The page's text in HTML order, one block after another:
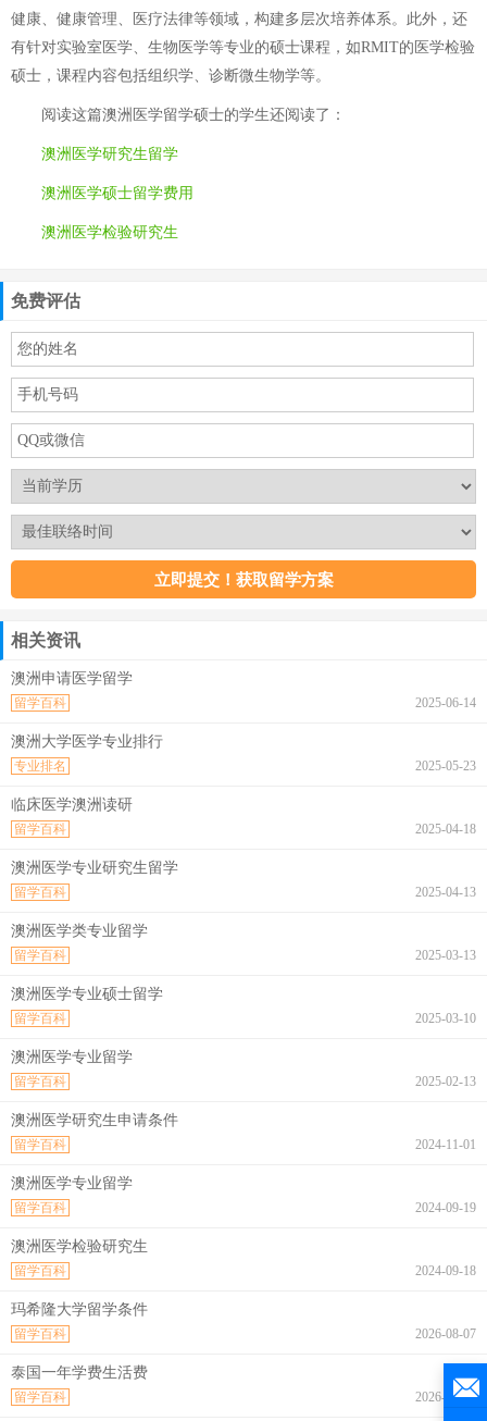
健康、健康管理、医疗法律等领域，构建多层次培养体系。此外，还
有针对实验室医学、生物医学等专业的硕士课程，如RMIT的医学检验
硕士，课程内容包括组织学、诊断微生物学等。
阅读这篇澳洲医学留学硕士的学生还阅读了：
澳洲医学研究生留学
澳洲医学硕士留学费用
澳洲医学检验研究生
免费评估
相关资讯
澳洲申请医学留学
2025-06-14
留学百科
澳洲大学医学专业排行
2025-05-23
专业排名
临床医学澳洲读研
2025-04-18
留学百科
澳洲医学专业研究生留学
2025-04-13
留学百科
澳洲医学类专业留学
2025-03-13
留学百科
澳洲医学专业硕士留学
2025-03-10
留学百科
澳洲医学专业留学
2025-02-13
留学百科
澳洲医学研究生申请条件
2024-11-01
留学百科
澳洲医学专业留学
2024-09-19
留学百科
澳洲医学检验研究生
2024-09-18
留学百科
玛希隆大学留学条件
2026-08-07
留学百科
泰国一年学费生活费
2026-08-07
留学百科